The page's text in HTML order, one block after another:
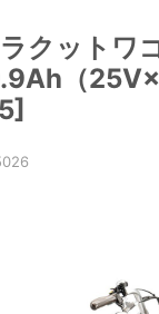
クットワ
（